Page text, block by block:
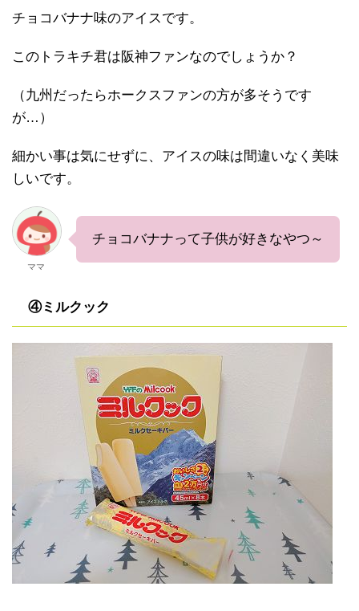
チョコバナナ味のアイスです。
このトラキチ君は阪神ファンなのでしょうか？
（九州だったらホークスファンの方が多そうです
が…）
細かい事は気にせずに、アイスの味は間違いなく美味
しいです。
ママ
チョコバナナって子供が好きなやつ～
④ミルクック